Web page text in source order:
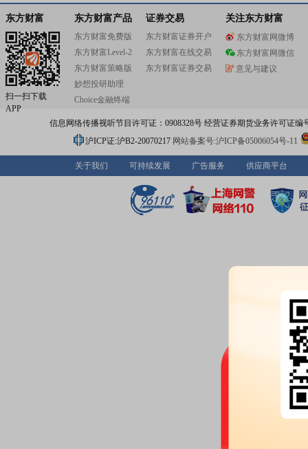
股权质押：截止2026年06月18
亿股，质押总笔数5笔
2026-06-12
亿股，质押总笔数5笔
2026-06-10
分红： 2026年06月10日公布
月16日；除权除息日：2026年
截止2026年06月05
截止2026年05月29
东方财富
扫一扫下载
APP
东方财富产品
东方财富免费版
东方财富Level-2
东方财富策略版
妙想投研助理
Choice金融终端
证券交易
东方财富证券开户
东方财富在线交易
东方财富证券交易
关注东方财富
东方财富网微博
东方财富网微信
意见与建议
信息网络传播视听节目许可证：0908328号 经营证券期货业务许可证编
沪ICP证:沪B2-20070217 网站备案号:沪ICP备05006054号-11
关于我们 可持续发展 广告服务 供应商平台